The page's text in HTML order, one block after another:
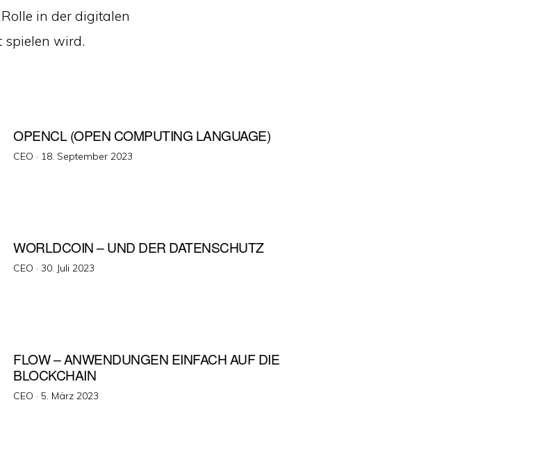
in der digitalen
spielen wird.
OPENCL (OPEN COMPUTING LANGUAGE)
CEO · Veröffentlicht
18. September 2023
WORLDCOIN – UND DER DATENSCHUTZ
CEO ·Veröffentlicht
30. Juli 2023
FLOW – ANWENDUNGEN EINFACH AUF DIE
BLOCKCHAIN
CEO · Veröffentlicht
5. März 2023